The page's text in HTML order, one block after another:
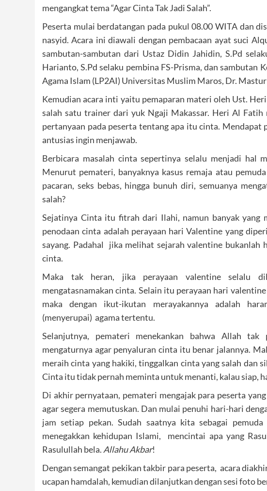
mengangkat tema “Agar Cinta Tak Jadi Salah”.
Peserta mulai berdatangan pada pukul 08.00 WITA dan
nasyid. Acara ini diawali dengan pembacaan ayat suci
sambutan-sambutan dari Ustaz Didin Jahidin, S.Pd
Harianto, S.Pd selaku pembina FS-Prisma, dan sambutan
Agama Islam (LP2AI) Universitas Muslim Maros, Dr.
Kemudian acara inti yaitu pemaparan materi oleh Ust.
salah satu trainer dari yuk Ngaji Makassar. Heri Al Fatih
pertanyaan pada peserta tentang apa itu cinta.
antusias ingin menjawab.
Berbicara masalah cinta sepertinya selalu menjadi hal
Menurut pemateri, banyaknya kasus remaja atau
pacaran, seks bebas, hingga bunuh diri, semuanya
salah?
Sejatinya Cinta itu fitrah dari Ilahi, namun banyak yang
penodaan cinta adalah perayaan hari Valentine yang
sayang. Padahal jika melihat sejarah valentine bukanlah
cinta.
Maka tak heran, jika perayaan valentine selalu
mengatasnamakan cinta. Selain itu perayaan hari
maka dengan ikut-ikutan merayakannya adalah
(menyerupai) agama tertentu.
Selanjutnya, pemateri menekankan bahwa Allah
mengaturnya agar penyaluran cinta itu benar jalannya.
meraih cinta yang hakiki, tinggalkan cinta yang salah dan
Cinta itu tidak pernah meminta untuk menanti, kalau siap,
Di akhir pernyataan, pemateri mengajak para peserta
agar segera memutuskan. Dan mulai penuhi hari-hari
jam setiap pekan. Sudah saatnya kita sebagai
menegakkan kehidupan Islami, mencintai apa yang
Rasulullah bela. Allahu Akbar!
Dengan semangat pekikan takbir para peserta, acara
ucapan hamdalah, kemudian dilanjutkan dengan sesi foto